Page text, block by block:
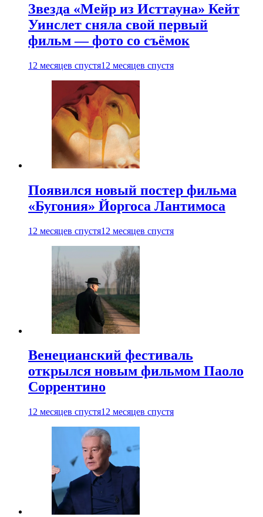
Звезда «Мейр из Исттауна» Кейт
Уинслет сняла свой первый
фильм — фото со съёмок
12 месяцев спустя12 месяцев спустя
Появился новый постер фильма
«Бугония» Йоргоса Лантимоса
12 месяцев спустя12 месяцев спустя
Венецианский фестиваль
открылся новым фильмом Паоло
Соррентино
12 месяцев спустя12 месяцев спустя